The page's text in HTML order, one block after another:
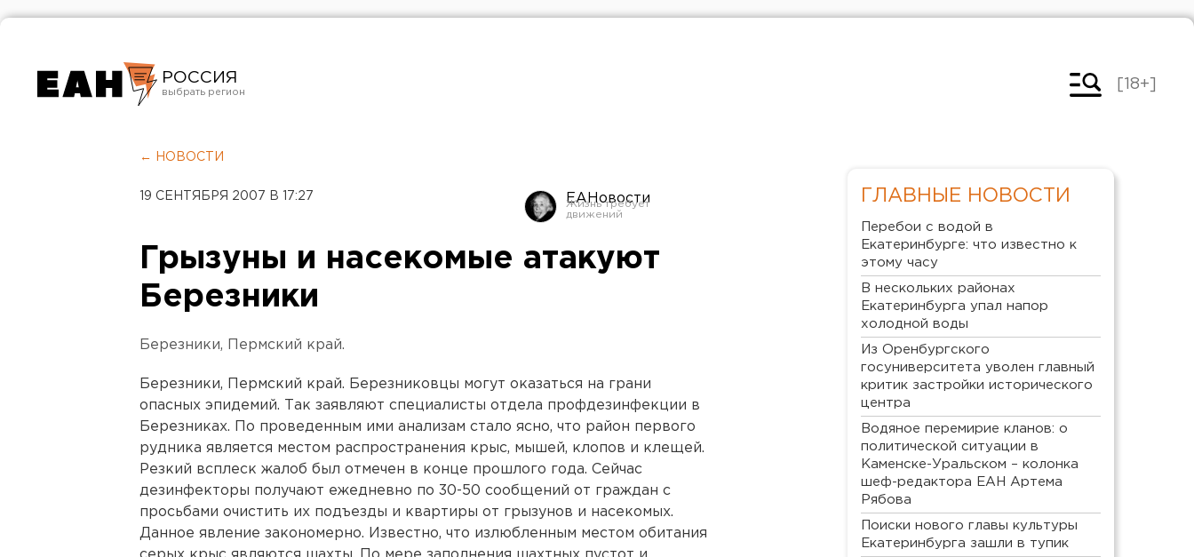
РОССИЯ
Челябинск
[18+]
← НОВОСТИ
19 СЕНТЯБРЯ 2007 В 17:27 ЕАНовости
Грызуны и насекомые атакуют
Березники
Березники, Пермский край.
Березники, Пермский край. Березниковцы могут оказаться на грани
опасных эпидемий. Так заявляют специалисты отдела профдезинфекции в
Березниках. По проведенным ими анализам стало ясно, что район первого
рудника является местом распространения крыс, мышей, клопов и клещей.
Резкий всплеск жалоб был отмечен в конце прошлого года. Сейчас
дезинфекторы получают ежедневно по 30-50 сообщений от граждан с
просьбами очистить их подъезды и квартиры от грызунов и насекомых.
Данное явление закономерно. Известно, что излюбленным местом обитания
ГЛАВНЫЕ НОВОСТИ
Перебои с водой в
Екатеринбурге: что известно к
этому часу
В нескольких районах
Екатеринбурга упал напор
холодной воды
Из Оренбургского
госуниверситета уволен главный
критик застройки исторического
центра
Водяное перемирие кланов: о
политической ситуации в
Каменске-Уральском – колонка
шеф-редактора ЕАН Артема
Рябова
Поиски нового главы культуры
Екатеринбурга зашли в тупик